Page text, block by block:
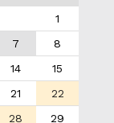
1
7
8
14
15
21
22
28
29